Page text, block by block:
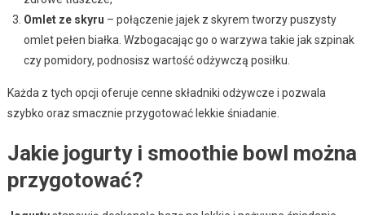
Omlet ze skyru – połączenie jajek z skyrem tworzy puszysty
omlet pełen białka. Wzbogacając go o warzywa takie jak szpinak
czy pomidory, podnosisz wartość odżywczą posiłku.
Każda z tych opcji oferuje cenne składniki odżywcze i pozwala
szybko oraz smacznie przygotować lekkie śniadanie.
Jakie jogurty i smoothie bowl można
przygotować?